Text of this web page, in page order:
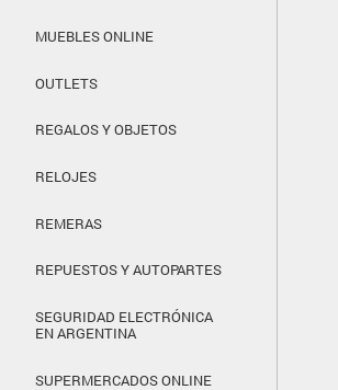
MUEBLES ONLINE
OUTLETS
REGALOS Y OBJETOS
RELOJES
REMERAS
REPUESTOS Y AUTOPARTES
SEGURIDAD ELECTRÓNICA
EN ARGENTINA
SUPERMERCADOS ONLINE